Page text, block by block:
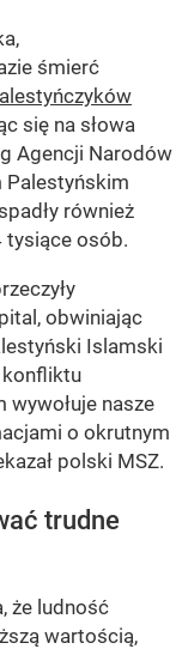
śmierć
się na słowa
Agencji Narodów
Palestyńskim
również
tysiące osób.
obwiniając
Islamski
konfliktu
wywołuje nasze
o okrutnym
polski MSZ.
trudne
że ludność
wartością,